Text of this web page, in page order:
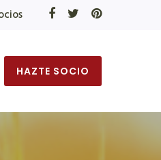
HAZTE SOCIO